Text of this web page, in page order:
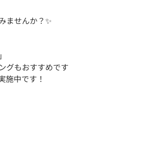
ませんか？✨
グもおすすめです
施中です！